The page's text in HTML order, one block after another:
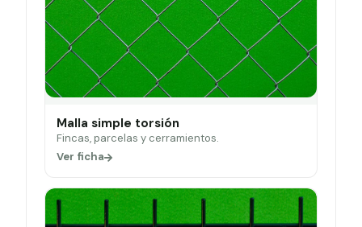
Malla simple torsión
Fincas, parcelas y cerramientos.
Ver ficha